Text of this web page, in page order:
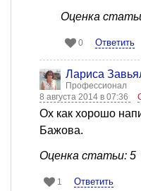
Оценка
0 Ответить
Лариса
Профессионал
8 августа 2014 в 07:36
Ох как хорошо
Бажова.
Оценка статьи: 5
1 Ответить